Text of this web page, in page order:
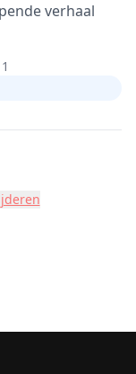
verhaal
1